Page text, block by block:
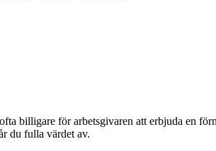
billigare för arbetsgivaren att erbjuda en
du fulla värdet av.